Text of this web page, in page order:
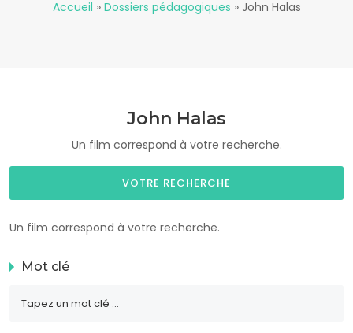
Accueil » Dossiers pédagogiques » John Halas
John Halas
Un film correspond à votre recherche.
VOTRE RECHERCHE
Un film correspond à votre recherche.
Mot clé